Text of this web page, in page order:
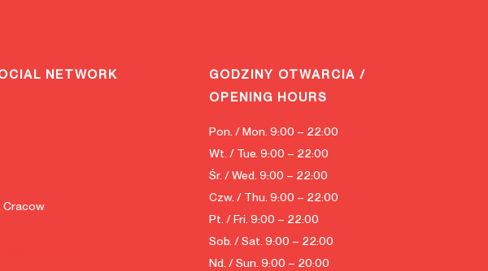
NETWORK
Cracow
GODZINY OTWARCIA /
OPENING HOURS
Pon. / Mon. 9:00 – 22:00
Wt. / Tue. 9:00 – 22:00
Śr. / Wed. 9:00 – 22:00
Czw. / Thu. 9:00 – 22:00
Pt. / Fri. 9:00 – 22:00
Sob. / Sat. 9:00 – 22:00
Nd. / Sun. 9:00 – 20:00